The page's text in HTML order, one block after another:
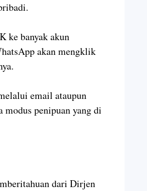
ke banyak akun
akan mengklik
email ataupun
penipuan yang di
dari Dirjen